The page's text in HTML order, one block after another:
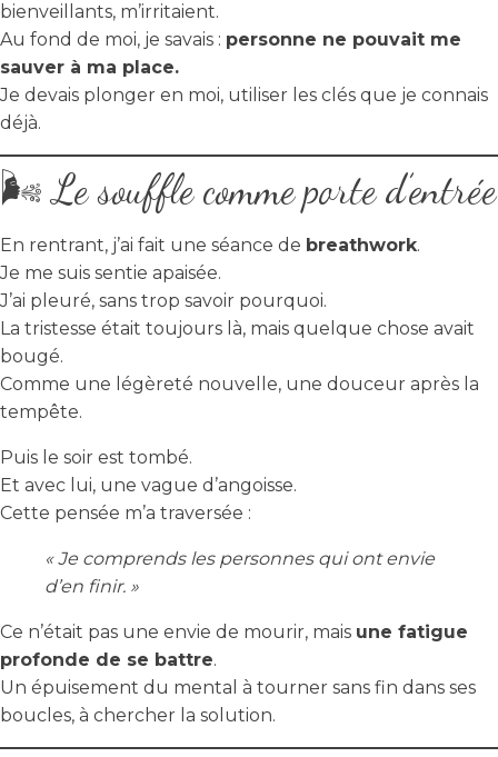
bienveillants, m’irritaient.
Au fond de moi, je savais : personne ne pouvait me
sauver à ma place.
Je devais plonger en moi, utiliser les clés que je connais
déjà.
🌬️ Le souffle comme porte d’entrée
En rentrant, j’ai fait une séance de breathwork.
Je me suis sentie apaisée.
J’ai pleuré, sans trop savoir pourquoi.
La tristesse était toujours là, mais quelque chose avait
bougé.
Comme une légèreté nouvelle, une douceur après la
tempête.
Puis le soir est tombé.
Et avec lui, une vague d’angoisse.
Cette pensée m’a traversée :
« Je comprends les personnes qui ont envie
d’en finir. »
Ce n’était pas une envie de mourir, mais une fatigue
profonde de se battre.
Un épuisement du mental à tourner sans fin dans ses
boucles, à chercher la solution.